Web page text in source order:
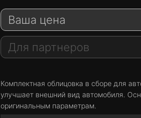
e
r
a
m
a
s
A
p
a
i
l
Ваша цена
Для партнеров
Комплектная облицовка в сборе для
улучшает внешний вид автомобиля.
оригинальным параметрам.